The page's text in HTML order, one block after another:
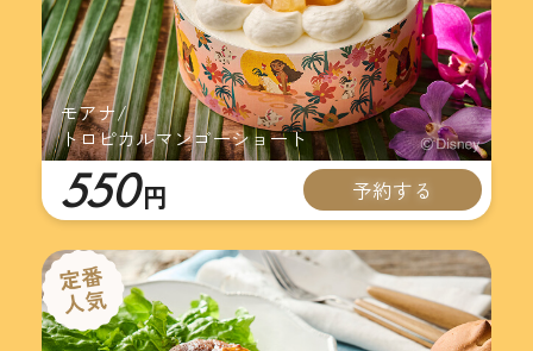
モアナ/
トロピカルマンゴーショート
550 円 予約する